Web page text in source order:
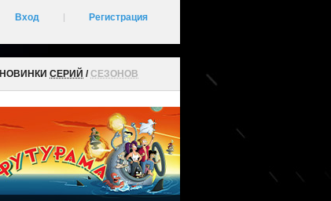
Вход Регистрация
НОВИНКИ СЕРИЙ /СЕЗОНОВ